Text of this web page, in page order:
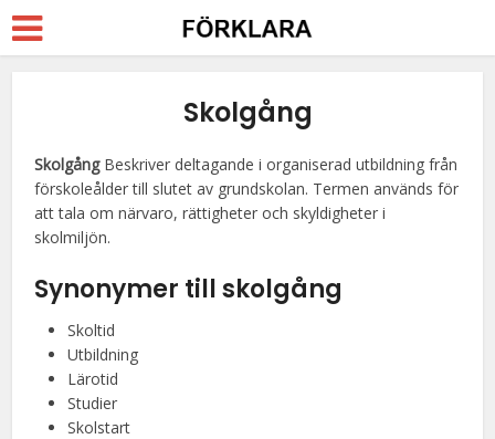
Skolgång
SkolgångBeskriver deltagande i organiserad utbildning från
förskoleålder till slutet av grundskolan. Termen används för
att tala om närvaro, rättigheter och skyldigheter i
skolmiljön.
Synonymer tillskolgång
Skoltid
Utbildning
Lärotid
Studier
Skolstart